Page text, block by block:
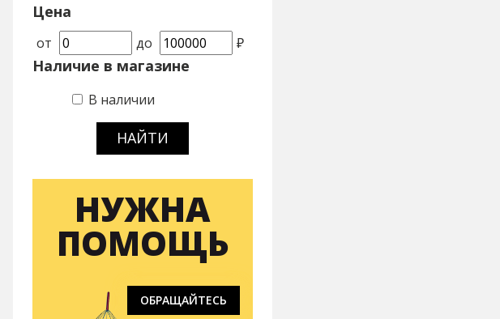
Цена
от до ₽
Наличие в магазине
В наличии
НАЙТИ
НУЖНА
ПОМОЩЬ
ОБРАЩАЙТЕСЬ